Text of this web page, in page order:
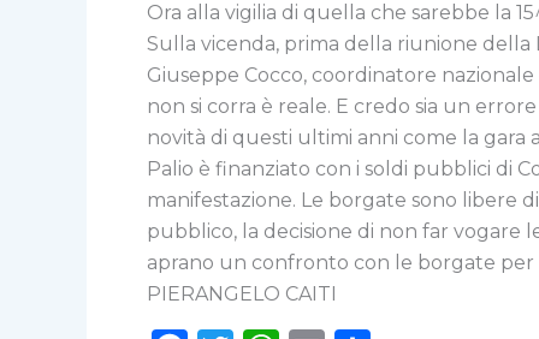
Ora alla vigilia di quella che sarebbe la
Sulla vicenda, prima della riunione della
Giuseppe Cocco, coordinatore
non si corra è reale. E credo sia un
novità di questi ultimi anni come la gara
Palio è finanziato con i soldi pubblici di
manifestazione. Le borgate sono libere
pubblico, la decisione di non far vogare
aprano un confronto con le borgate per
PIERANGELO CAITI